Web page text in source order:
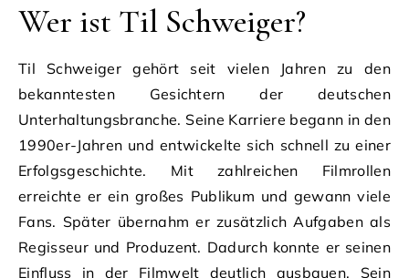
Wer ist Til Schweiger?
Til Schweiger gehört seit vielen Jahren zu den
bekanntesten Gesichtern der deutschen
Unterhaltungsbranche. Seine Karriere begann in den
1990er-Jahren und entwickelte sich schnell zu einer
Erfolgsgeschichte. Mit zahlreichen Filmrollen
erreichte er ein großes Publikum und gewann viele
Fans. Später übernahm er zusätzlich Aufgaben als
Regisseur und Produzent. Dadurch konnte er seinen
Einfluss in der Filmwelt deutlich ausbauen. Sein